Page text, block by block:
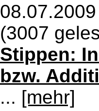
08.07.2009
(3007
Stippen:
bzw.
... [mehr]